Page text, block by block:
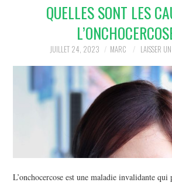
QUELLES SONT LES
JUILLET 24, 2023 MARC LAISSER
L’onchocercose est une maladie invalidante qui